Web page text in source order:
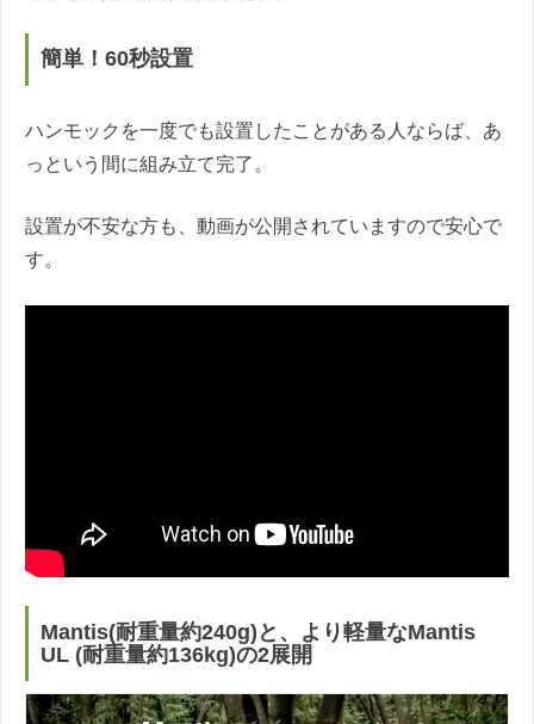
簡単！60秒設置
ハンモックを一度でも設置したことがある人ならば、あ
っという間に組み立て完了。
設置が不安な方も、動画が公開されていますので安心で
す。
Mantis(耐重量約240g)と、より軽量なMantis
UL (耐重量約136kg)の2展開